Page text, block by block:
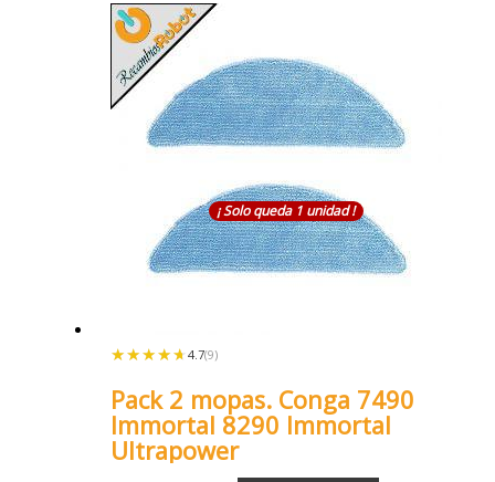
¡ Solo queda 1 unidad !
★★★★★
★★★★★ 4.7(9)
Pack 2 mopas. Conga 7490
Immortal 8290 Immortal
Ultrapower